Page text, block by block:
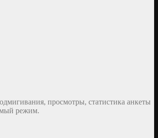
просмотры, статистика анкеты
режим.